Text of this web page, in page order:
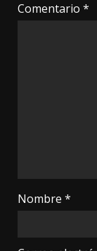
Comentario *
Nombre *